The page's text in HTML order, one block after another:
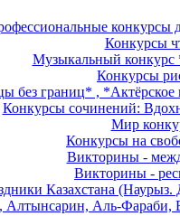
конкурсы
Конкурсы
Музыкальный конкурс
Конкурсы
без границ* , *Актёрское
Конкурсы сочинений:
Мир
Конкурсы на
Викторины -
Викторины -
Казахстана (Наурыз.
Аль-Фараби,